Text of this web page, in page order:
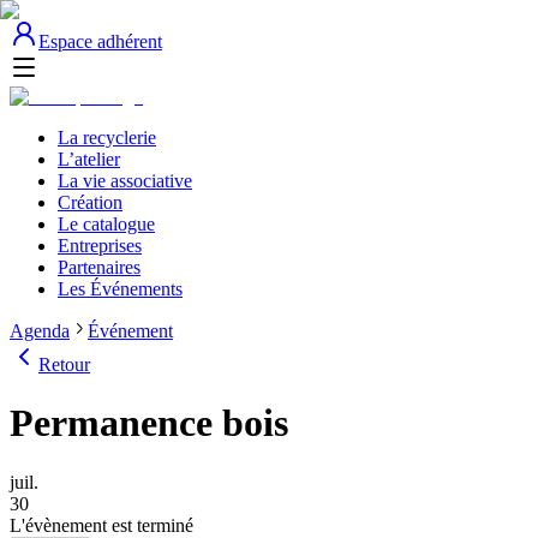
Espace adhérent
La recyclerie
L’atelier
La vie associative
Création
Le catalogue
Entreprises
Partenaires
Les Événements
Agenda
Événement
Retour
Permanence bois
juil.
30
L'évènement est terminé